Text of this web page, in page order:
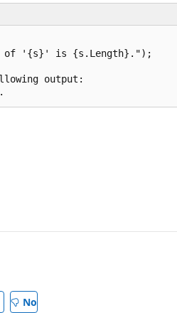
of '{s}' is {s.Length}.");
output:
No